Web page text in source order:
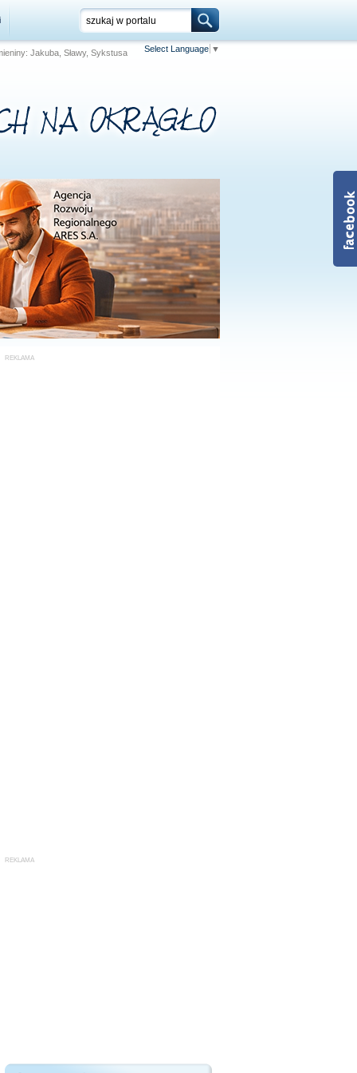
Jakuba, Sławy, Sykstusa Select Language ▼